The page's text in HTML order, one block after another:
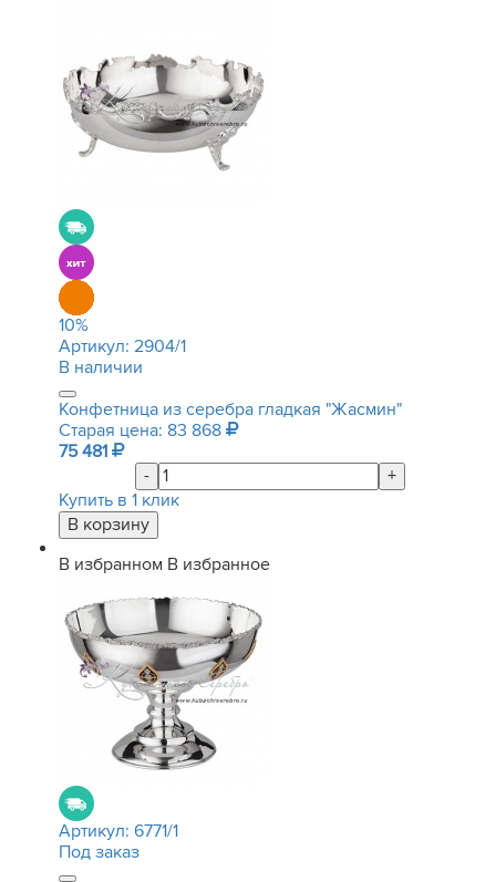
10%
Артикул: 2904/1
В наличии
Конфетница из серебра гладкая "Жасмин"
Старая цена: 83 868
75 481
-
+
Купить в 1 клик
В избранном В избранное
Артикул: 6771/1
Под заказ